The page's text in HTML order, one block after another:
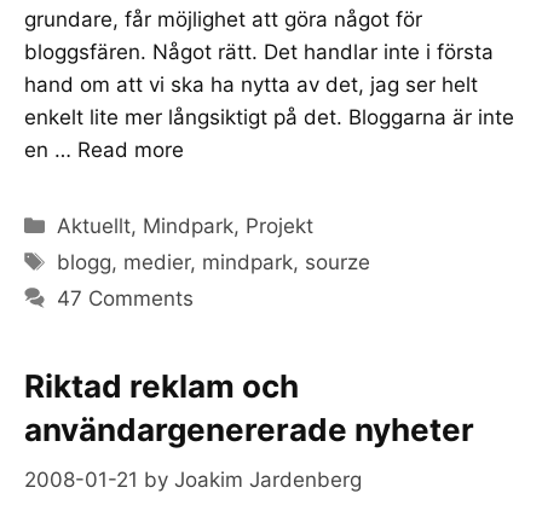
grundare, får möjlighet att göra något för
bloggsfären. Något rätt. Det handlar inte i första
hand om att vi ska ha nytta av det, jag ser helt
enkelt lite mer långsiktigt på det. Bloggarna är inte
en … Read more
Categories
Aktuellt, Mindpark, Projekt
Tags
blogg, medier, mindpark, sourze
47 Comments
Riktad reklam och
användargenererade nyheter
2008-01-21 by Joakim Jardenberg